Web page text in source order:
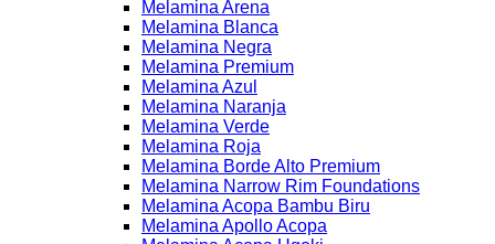
Melamina Arena
Melamina Blanca
Melamina Negra
Melamina Premium
Melamina Azul
Melamina Naranja
Melamina Verde
Melamina Roja
Melamina Borde Alto Premium
Melamina Narrow Rim Foundations
Melamina Acopa Bambu Biru
Melamina Apollo Acopa